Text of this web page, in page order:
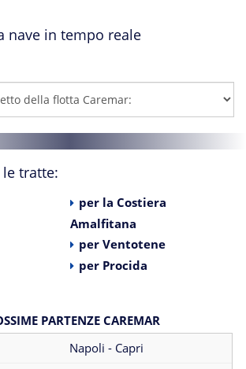
nave in tempo reale
tratte:
per la Costiera
Amalfitana
per Ventotene
per Procida
PARTENZE CAREMAR
Napoli - Capri